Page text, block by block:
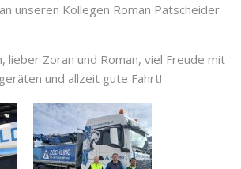
unseren Kollegen Roman Patscheider
lieber Zoran und Roman, viel Freude mit
und allzeit gute Fahrt!